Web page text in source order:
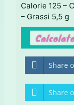
Calorie 125 –
– Grassi 5,5 g
Share
Share